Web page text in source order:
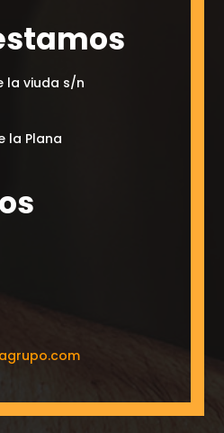
la viuda s/n
la Plana